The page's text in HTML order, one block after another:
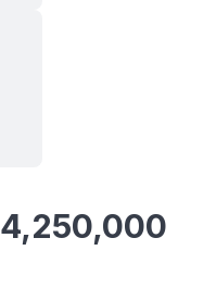
4,250,000